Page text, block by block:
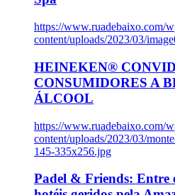
https://www.ruadebaixo.com/
content/uploads/2023/03/
HEINEKEN®
CONSUMIDORES A
ÁLCOOL
https://www.ruadebaixo.com/
content/uploads/2023/03/
145-335x256.jpg
Padel & Friends: Entre